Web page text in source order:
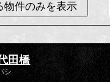
物件のみを表示
田橋
シ